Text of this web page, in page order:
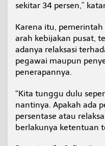
sekitar 34 persen,”
Karena itu,
arah kebijakan pusat,
adanya relaksasi
pegawai maupun
penerapannya.
“Kita tunggu dulu
nantinya. Apakah ada
persentase atau
berlakunya ketentuan